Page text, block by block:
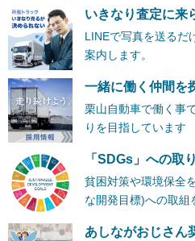
いきなり査定に
LINEで写真を送るだ
案内します。
一緒に働く仲間を
栗山自動車で働く事
りを目指しています
「SDGs」への取
貧困対策や環境保全
な開発目標)への取組
あしながおじさん